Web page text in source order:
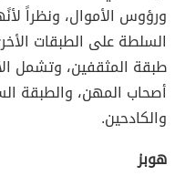
ورؤوس الأموال، ونظراً
السلطة على الطبقات
طبقة المثقفين، وتشمل
أصحاب المهن، والطبقة
والكادحين.
هوبز